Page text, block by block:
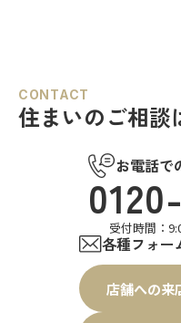
CONTACT
住まいのご相談
お電話で
受付時間：
各種フォー
店舗への来